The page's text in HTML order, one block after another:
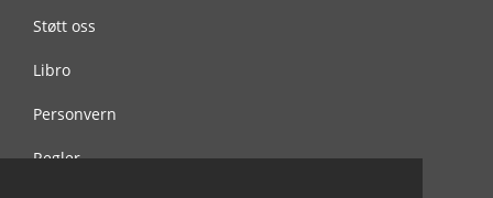
Støtt oss
Libro
Personvern
Regler